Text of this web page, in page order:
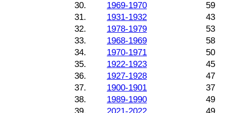
30.
1969-1970
59
31.
1931-1932
43
32.
1978-1979
53
33.
1968-1969
58
34.
1970-1971
50
35.
1922-1923
45
36.
1927-1928
47
37.
1900-1901
37
38.
1989-1990
49